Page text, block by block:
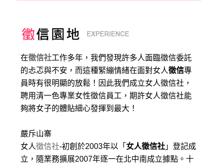
在徵信社工作多年，我們發現許多人面臨徵信委託
的忐忑與不安，而這種緊繃情緒在面對女人徵信專
員時有很明顯的放鬆！因此我們成立女人徵信社，
聘用清一色專業女性徵信員工，期許女人徵信社能
夠將女子的體貼細心發揮到最大 ！
嚴斥山寨
女人徵信社-初創於2003年以「 女人徵信社 」登記成
立，隨業務擴展2007年逐一在北中南成立據點。十